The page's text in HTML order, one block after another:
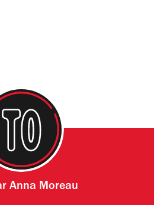
Anna Moreau